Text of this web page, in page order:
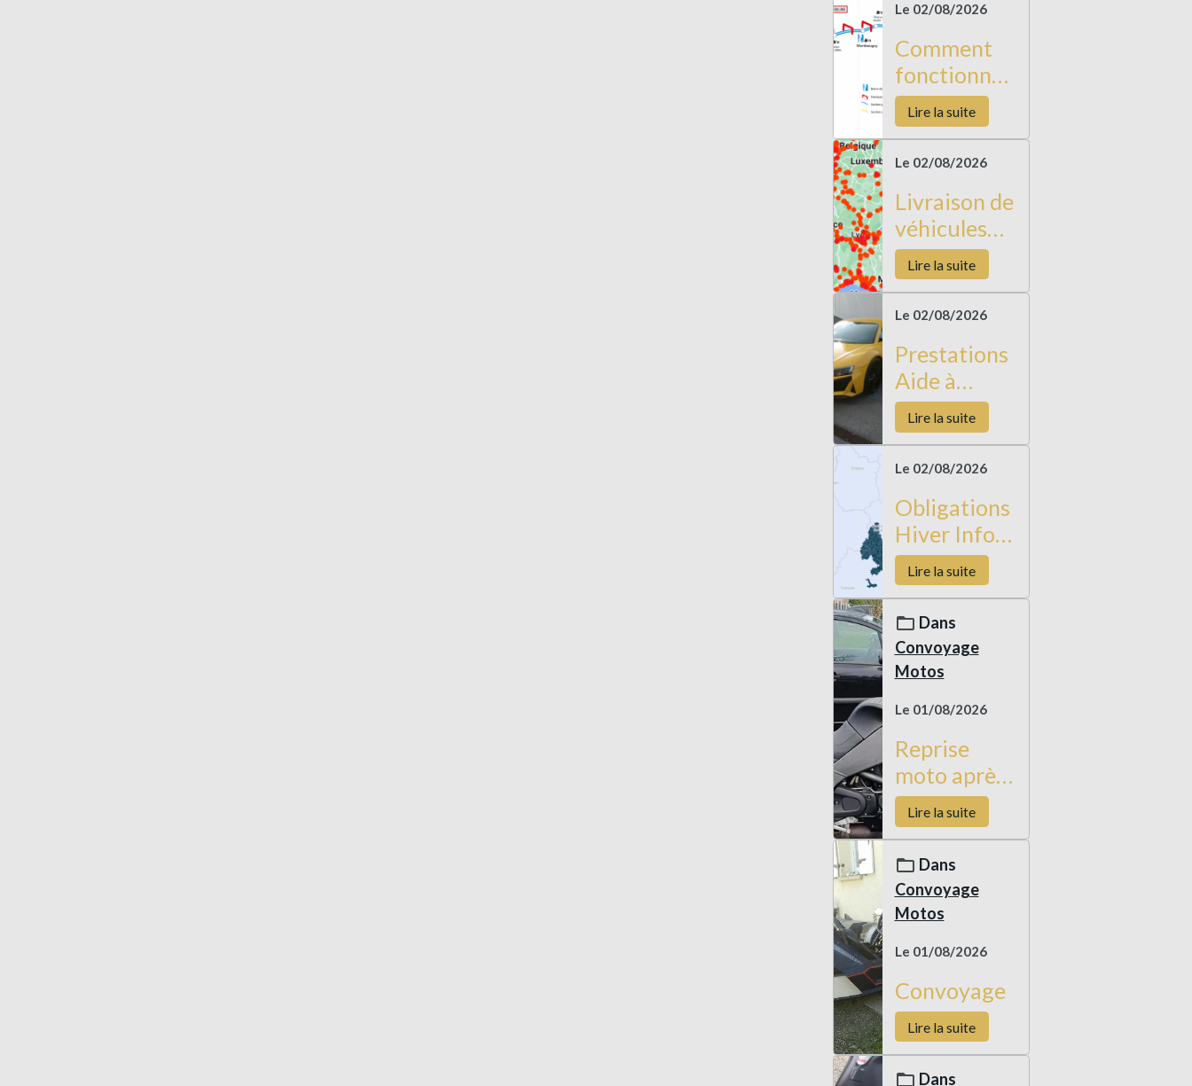
Le 02/08/2026
Comment
fonctionne
l’Autoroute
à flux libre
Lire la suite
Le 02/08/2026
Livraison de
véhicules
longues
distances
par
Lire la suite
Le 02/08/2026
Prestations
Aide à
l'achat et
importation
de véhicule
Lire la suite
Le 02/08/2026
Obligations
Hiver Infos
Routes
2026-2027
Lire la suite
Dans
Convoyage
Motos
Le 01/08/2026
Reprise
moto après
livraison
véhicule
occasion
Lire la suite
Dans
Convoyage
Motos
Le 01/08/2026
Convoyage
Lire la suite
Dans